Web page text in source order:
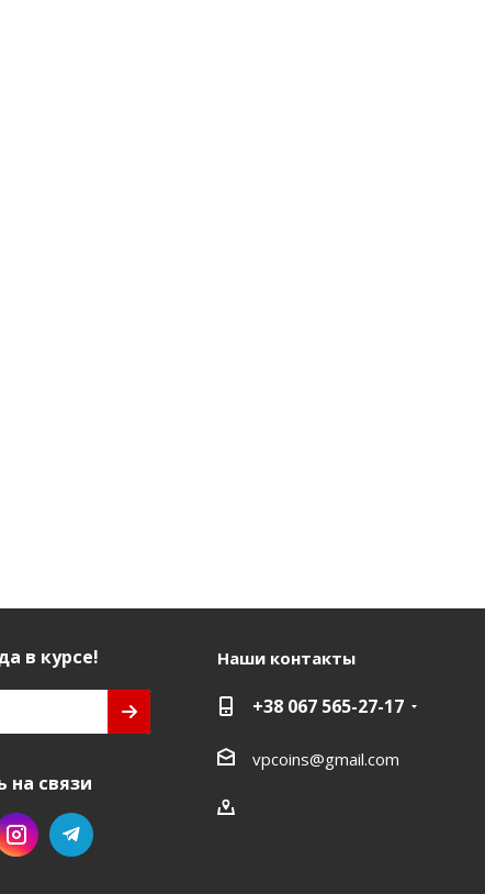
в курсе!
на связи
Наши контакты
+38 067 565-27-17
vpcoins@gmail.com